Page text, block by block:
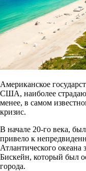
Американское
США, наиболее
менее, в самом
кризис.
В начале 20-го века,
привело к
Атлантического океана
Бискейн, который был
города.